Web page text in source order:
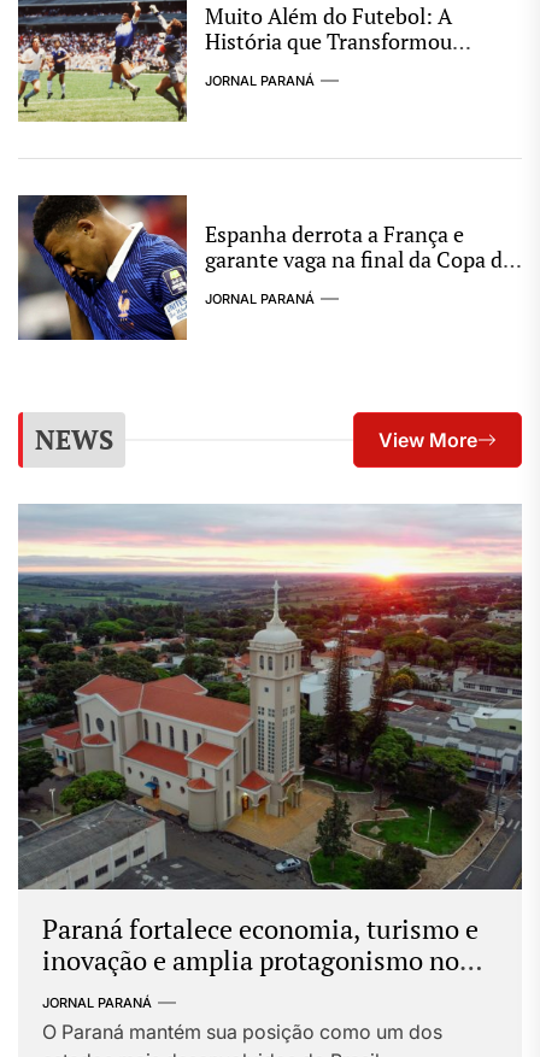
Muito Além do Futebol: A
História que Transformou
Argentina e Inglaterra em um
dos Maiores Clássicos das Copas
JORNAL PARANÁ
Espanha derrota a França e
garante vaga na final da Copa do
Mundo de 2026
JORNAL PARANÁ
NEWS View More
Paraná fortalece economia, turismo e
inovação e amplia protagonismo no
cenário nacional
JORNAL PARANÁ
O Paraná mantém sua posição como um dos